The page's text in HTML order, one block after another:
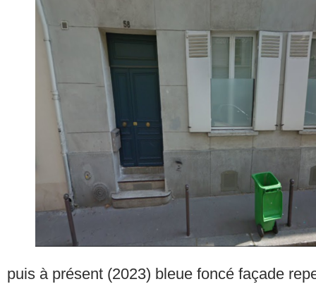
puis à présent (2023) bleue foncé façade